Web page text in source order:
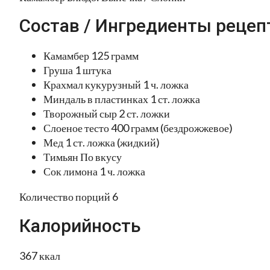
Состав / Ингредиенты
Камамбер 125 грамм
Груша 1 штука
Крахмал кукурузный 1 ч. ложка
Миндаль в пластинках 1 ст. ложка
Творожный сыр 2 ст. ложки
Слоеное тесто 400 грамм (бездрожжевое)
Мед 1 ст. ложка (жидкий)
Тимьян По вкусу
Сок лимона 1 ч. ложка
Количество порций 6
Калорийность
367 ккал